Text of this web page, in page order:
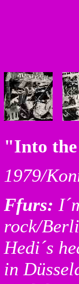
"Into
1979/
Ffurs:
rock/
Hedi´s
in